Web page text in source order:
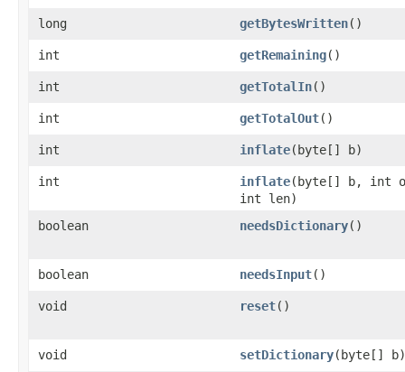
long getBytesWritten()
int getRemaining()
int getTotalIn()
int getTotalOut()
int inflate(byte[] b)
int inflate(byte[] b, int
int len)
boolean
needsDictionary()
boolean needsInput()
void reset()
void setDictionary(byte[] b)